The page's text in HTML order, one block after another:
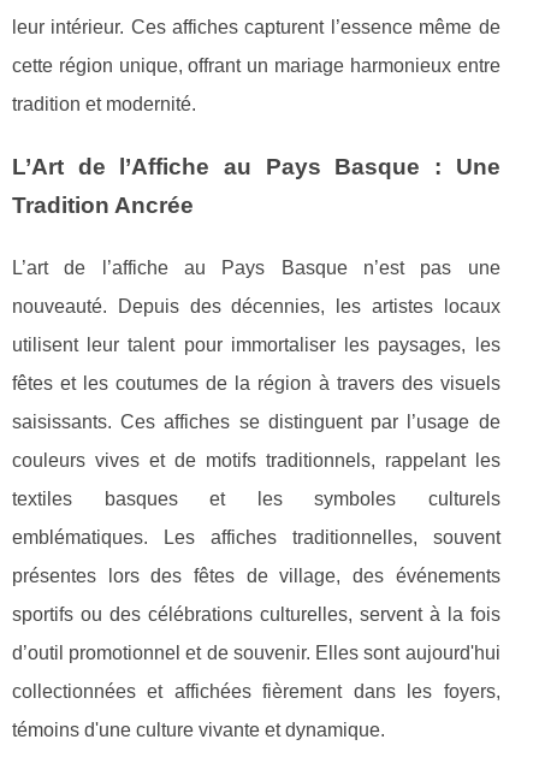
leur intérieur. Ces affiches capturent l’essence même de
cette région unique, offrant un mariage harmonieux entre
tradition et modernité.
L’Art de l’Affiche au Pays Basque : Une
Tradition Ancrée
L’art de l’affiche au Pays Basque n’est pas une
nouveauté. Depuis des décennies, les artistes locaux
utilisent leur talent pour immortaliser les paysages, les
fêtes et les coutumes de la région à travers des visuels
saisissants. Ces affiches se distinguent par l’usage de
couleurs vives et de motifs traditionnels, rappelant les
textiles basques et les symboles culturels
emblématiques. Les affiches traditionnelles, souvent
présentes lors des fêtes de village, des événements
sportifs ou des célébrations culturelles, servent à la fois
d’outil promotionnel et de souvenir. Elles sont aujourd'hui
collectionnées et affichées fièrement dans les foyers,
témoins d'une culture vivante et dynamique.